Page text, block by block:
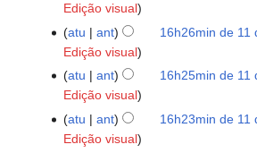
m
o
d
e
e
i
2025
Edição visual
atu
ant 16h26min de 11
Edição visual
atu
ant 16h25min de 11
Edição visual
atu
ant 16h23min de 11
Edição visual